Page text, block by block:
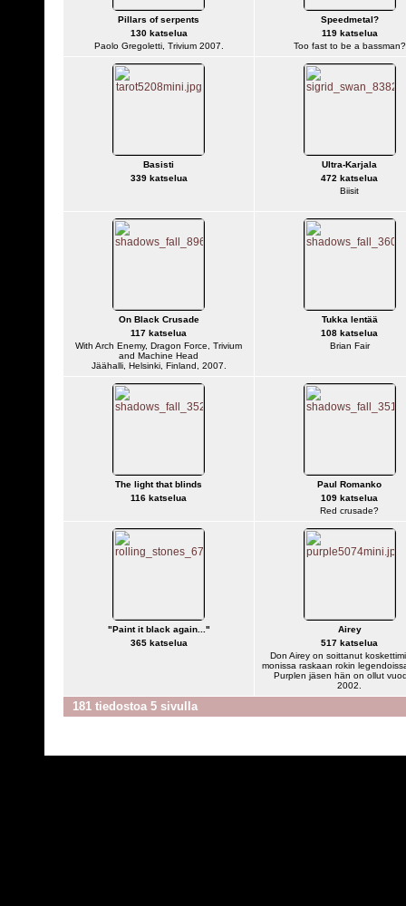
Pillars of serpents
130 katselua
Paolo Gregoletti, Trivium 2007.
Speedmetal?
119 katselua
Too fast to be a bassman?
Basisti
339 katselua
Ultra-Karjala
472 katselua
Biisit
On Black Crusade
117 katselua
With Arch Enemy, Dragon Force, Trivium
and Machine Head
Jäähalli, Helsinki, Finland, 2007.
Tukka lentää
108 katselua
Brian Fair
The light that blinds
116 katselua
Paul Romanko
109 katselua
Red crusade?
"Paint it black again..."
365 katselua
Airey
517 katselua
Don Airey on soittanut
monissa raskaan rokin
Purplen jäsen hän on ollut
2002.
181 tiedostoa 5 sivulla